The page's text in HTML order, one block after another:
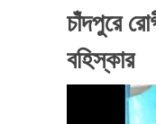
চাঁদপুরে
বহিস্কার